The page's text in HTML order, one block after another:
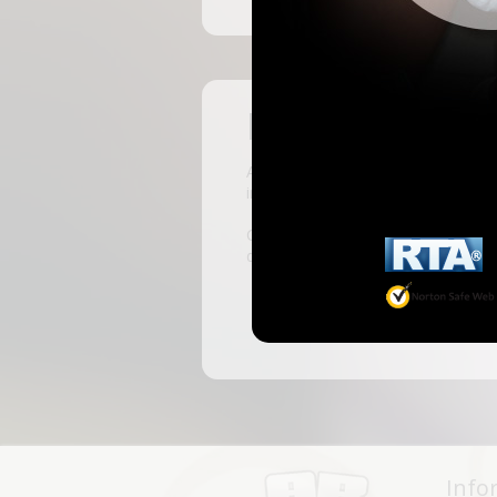
Pas encore
ABKingdom est le site français de
inscrivant, vous pourrez accéder
C'est rapide et gratuit, des milliers
discussions, faire des rencontres,